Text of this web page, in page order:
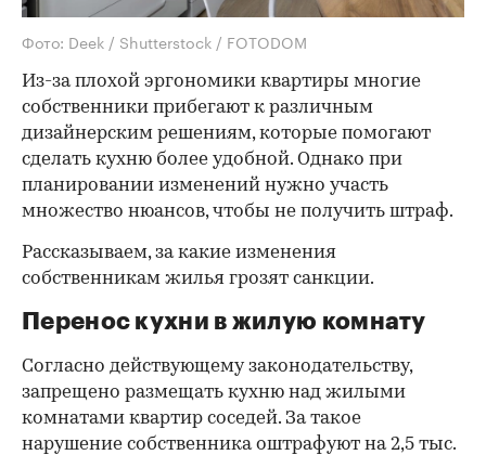
Фото: Deek / Shutterstock / FOTODOM
Из-за плохой эргономики квартиры многие
собственники прибегают к различным
дизайнерским решениям, которые помогают
сделать кухню более удобной. Однако при
планировании изменений нужно участь
множество нюансов, чтобы не получить штраф.
Рассказываем, за какие изменения
собственникам жилья грозят санкции.
Перенос кухни в жилую комнату
Согласно действующему законодательству,
запрещено размещать кухню над жилыми
комнатами квартир соседей. За такое
нарушение собственника оштрафуют на 2,5 тыс.